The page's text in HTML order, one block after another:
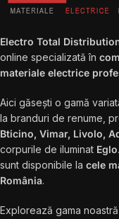
Electro Total
online specializată în
materiale electrice
Aici găsești o gamă
la branduri de renume,
Bticino, Vimar, Livolo,
corpurile de iluminat Eglo
sunt disponibile la cele
România.
Explorează gama